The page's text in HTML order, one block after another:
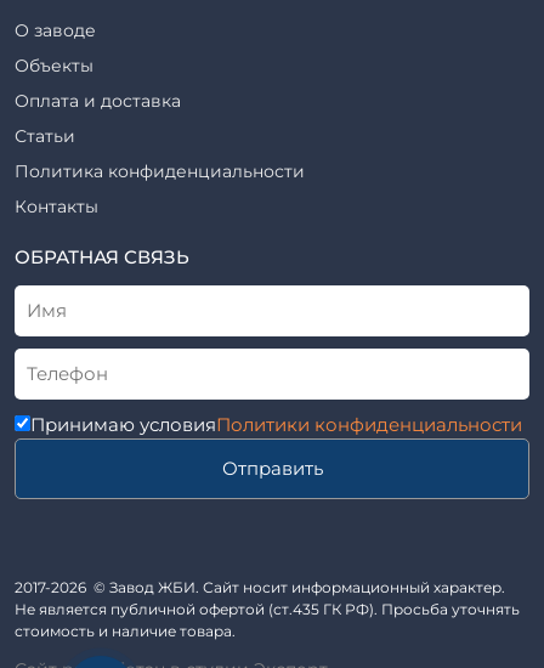
Фермы железобетонные
Фундаментные блоки
Фундаменты железобетонные
Шахты лифтов железобетонные
Шпалы железобетонные
Элементы благоустройства
Трубы асбоцементные
Приставки железобетонные (пасынки) Серия 3.407-57 и
ГОСТ 14295-75
Лестничные марши
Автопавильоны
Анкера железобетонные
Балки железобетонные
Блоки железобетонные
Кабины санитарно-технические
Серия
ТП
ТПР
Шифр
Рабочие чертежи
ВСН
ТУ
Альбом
О заводе
Объекты
Оплата и доставка
Статьи
Политика конфиденциальности
Контакты
ОБРАТНАЯ СВЯЗЬ
Принимаю условияПолитики конфиденциальности
Отправить
2017-2026 © Завод ЖБИ. Сайт носит информационный характер.
Не является публичной офертой (ст.435 ГК РФ). Просьба уточнять
стоимость и наличие товара.